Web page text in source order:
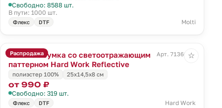
Свободно: 8588 шт.
В пути: 1000 шт.
Флекс DTF Molti
Распродажа
Поясная сумка со светоотражающим
паттерном Hard Work Reflective
Арт. 71360.10
полиэстер 100% 25х14,5х8 см
от 990 ₽
Свободно: 319 шт.
Флекс DTF Hard Work
☆